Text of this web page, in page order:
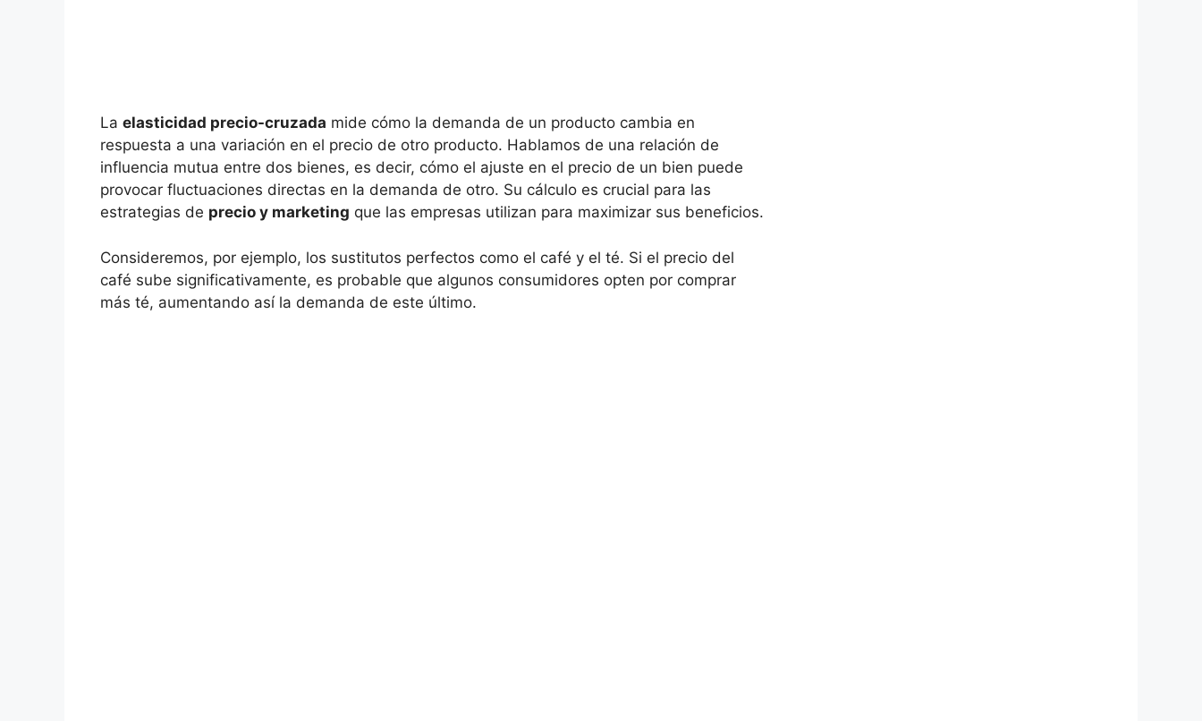
La elasticidad precio-cruzada mide cómo ⁢la demanda ⁤de un producto cambia en
respuesta a ‌una variación en el precio‌ de otro producto. Hablamos⁤ de una relación de‌
influencia mutua⁢ entre dos⁢ bienes, es decir, cómo el ajuste en el precio de un bien​ puede
provocar fluctuaciones directas en la demanda de ‍otro. ⁤Su​ cálculo es​ crucial para las
estrategias de⁣ precio y marketing que⁤ las empresas utilizan para maximizar sus beneficios.
Consideremos, por ejemplo, los sustitutos‍ perfectos como⁤ el café y el té. ⁤Si ‍el precio del
café sube ‌significativamente, es ⁢probable que algunos⁣ consumidores​ opten por comprar
más té, aumentando así la demanda ‌de este‌ último.